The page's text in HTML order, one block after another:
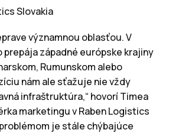
Slovakia
významnou oblasťou. V
prepája západné európske krajiny
Rumunskom alebo
nám ale sťažuje nie vždy
infraštruktúra,“ hovorí Timea
marketingu v Raben Logistics
je stále chýbajúce